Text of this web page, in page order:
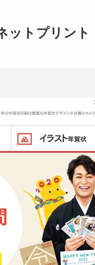
ットプリント